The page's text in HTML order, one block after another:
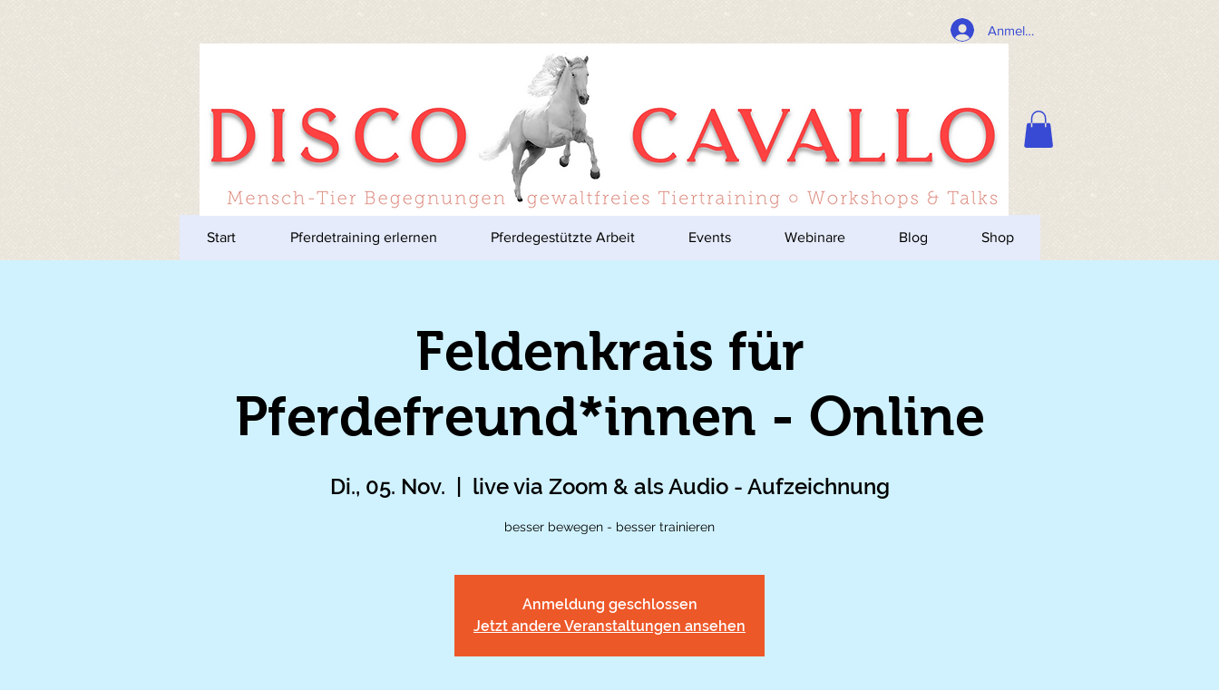
Anmelden
Start Pferdetraining erlernen Pferdegestützte Arbeit Events Webinare Blog Shop
Feldenkrais für
Pferdefreund*innen - Online
Di., 05. Nov. live via Zoom & als Audio - Aufzeichnung
besser bewegen - besser trainieren
Anmeldung geschlossen
Jetzt andere Veranstaltungen ansehen